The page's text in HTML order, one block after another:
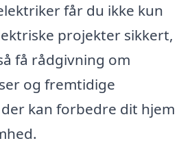
får du ikke kun
projekter sikkert,
få rådgivning om
og fremtidige
kan forbedre dit hjem